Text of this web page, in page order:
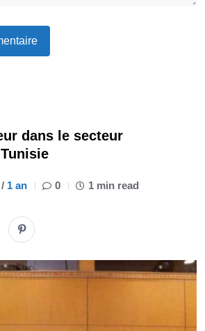
dans le secteur
1 an 0 1 min read